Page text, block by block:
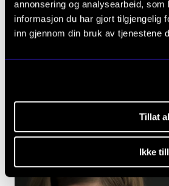
annonsering og analysearbeid,
informasjon du har gjort tilgjengelig
inn gjennom din bruk av tjenestene
Tillat
Ikke
Departementet snudde –